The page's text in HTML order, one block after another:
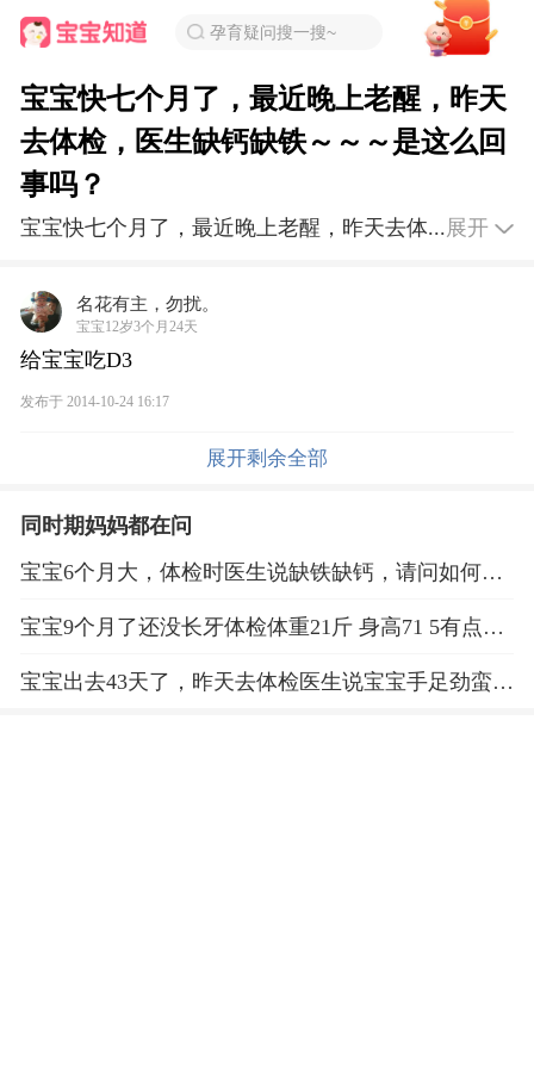
孕育疑问搜一搜~
宝宝快七个月了，最近晚上老醒，昨天
去体检，医生缺钙缺铁～～～是这么回
事吗？
宝宝快七个月了，最近晚上老醒，昨天去体...展开
名花有主，勿扰。
宝宝12岁3个月24天
给宝宝吃D3
发布于 2014-10-24 16:17
展开剩余全部
同时期妈妈都在问
宝宝6个月大，体检时医生说缺铁缺钙，请问如何补
宝宝9个月了还没长牙体检体重21斤 身高71 5有点缺
宝宝出去43天了，昨天去体检医生说宝宝手足劲蛮